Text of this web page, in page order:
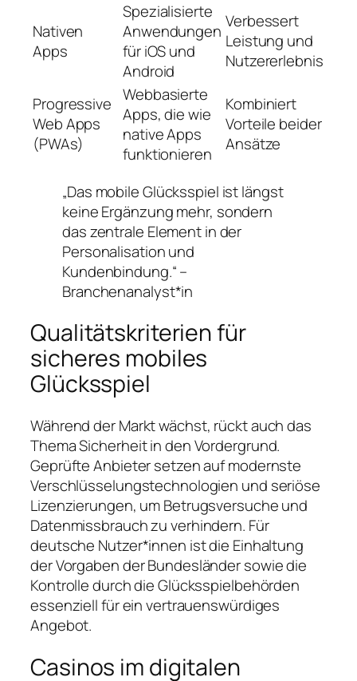
Nativen
Apps
Spezialisierte
Anwendungen
für iOS und
Android
Verbessert
Leistung und
Nutzererlebnis
Progressive
Web Apps
(PWAs)
Webbasierte
Apps, die wie
native Apps
funktionieren
Kombiniert
Vorteile beider
Ansätze
„Das mobile Glücksspiel ist längst
keine Ergänzung mehr, sondern
das zentrale Element in der
Personalisation und
Kundenbindung.“ –
Branchenanalyst*in
Qualitätskriterien für
sicheres mobiles
Glücksspiel
Während der Markt wächst, rückt auch das
Thema Sicherheit in den Vordergrund.
Geprüfte Anbieter setzen auf modernste
Verschlüsselungstechnologien und seriöse
Lizenzierungen, um Betrugsversuche und
Datenmissbrauch zu verhindern. Für
deutsche Nutzer*innen ist die Einhaltung
der Vorgaben der Bundesländer sowie die
Kontrolle durch die Glücksspielbehörden
essenziell für ein vertrauenswürdiges
Angebot.
Casinos im digitalen